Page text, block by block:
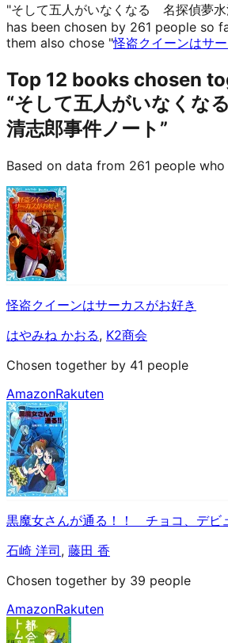
"そして五人がいなくなる 名探偵夢
has been chosen by 261 people so
them also chose "怪盗クイーンはサ
Top 12 books chosen
“そして五人がいなくな
清志郎事件ノート”
Based on data from 261 people
怪盗クイーンはサーカスがお好き
はやみね かおる, K2商会
Chosen together by 41 people
AmazonRakuten
黒魔女さんが通る！！ チョコ、デビ
石崎 洋司, 藤田 香
Chosen together by 39 people
AmazonRakuten